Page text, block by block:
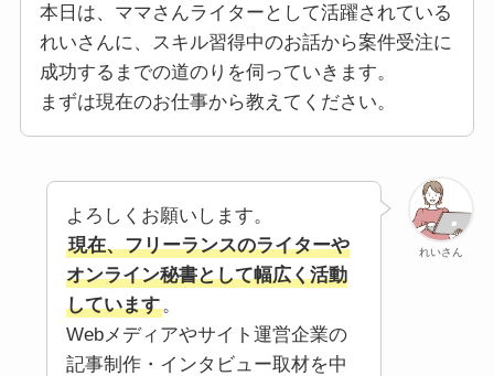
本日は、ママさんライターとして活躍されている
れいさんに、スキル習得中のお話から案件受注に
成功するまでの道のりを伺っていきます。
まずは現在のお仕事から教えてください。
れいさん
よろしくお願いします。
現在、フリーランスのライターや
オンライン秘書として幅広く活動
しています。
Webメディアやサイト運営企業の
記事制作・インタビュー取材を中